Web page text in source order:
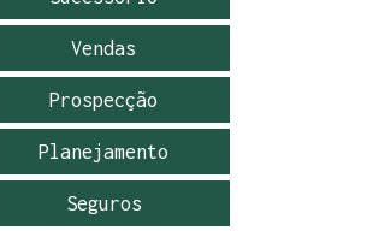
Vendas
Prospecção
Planejamento
Seguros